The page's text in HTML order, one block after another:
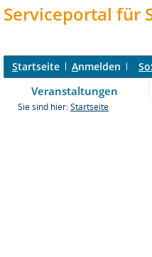
Serviceportal für
Startseite Anmelden
Veranstaltungen
Sie sind hier: Startseite